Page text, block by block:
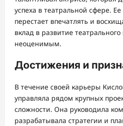
успеха в театральной сфере.
перестает впечатлять и
вклад в развитие театрального
неоценимым.
Достижения и
В течение своей карьеры
управляла рядом крупных
сложности. Она руководила
разрабатывала стратегии и